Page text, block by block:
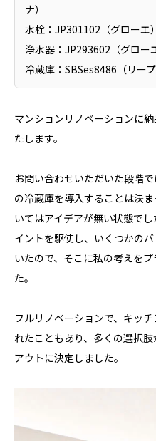
ナ）
水栓：JP301102（グローエ）
浄水器：JP293602（グローエ
冷蔵庫：SBSes8486（リープ
マンションリノベーションに
たします。
お問い合わせいただいた段階
の冷蔵庫を導入することは決
いてはアイデアが無い状態で
イントを駆使し、いくつかの
いたので、そこに私の考えを
た。
フルリノベーションで、キッ
れたこともあり、多くの選択
アウトに決定しました。